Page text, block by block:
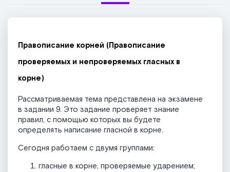
Правописание корней (Правописание
проверяемых и непроверяемых гласных в
корне)
Рассматриваемая тема представлена на экзамене
в задании 9. Это задание проверяет знание
правил, с помощью которых вы будете
определять написание гласной в корне.
Сегодня работаем с двумя группами:
гласные в корне, проверяемые ударением;